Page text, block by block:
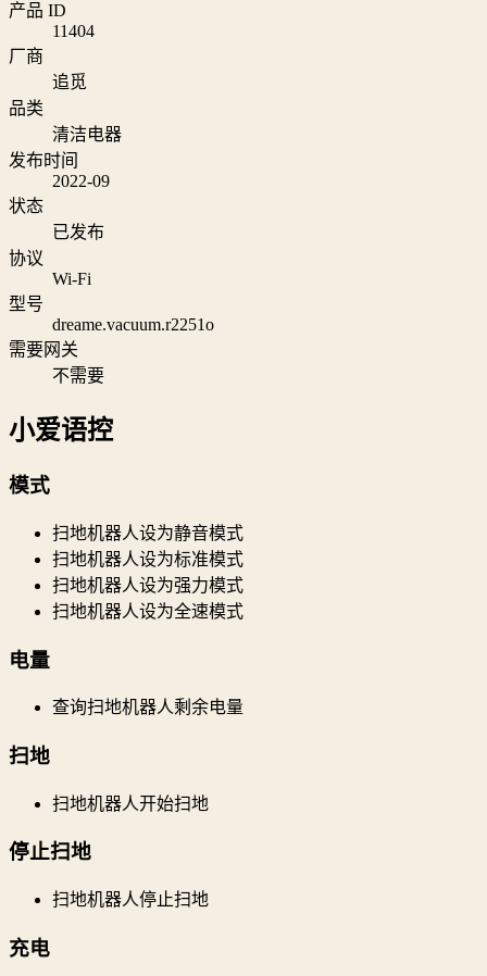
产品 ID
11404
厂商
追觅
品类
清洁电器
发布时间
2022-09
状态
已发布
协议
Wi‑Fi
型号
dreame.vacuum.r2251o
需要网关
不需要
小爱语控
模式
扫地机器人设为静音模式
扫地机器人设为标准模式
扫地机器人设为强力模式
扫地机器人设为全速模式
电量
查询扫地机器人剩余电量
扫地
扫地机器人开始扫地
停止扫地
扫地机器人停止扫地
充电